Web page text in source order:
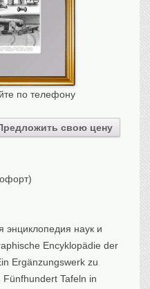
свою цену
по телефону
энциклопедия наук и
Encyklopädie der
Ergänzungswerk zu
Tafeln in